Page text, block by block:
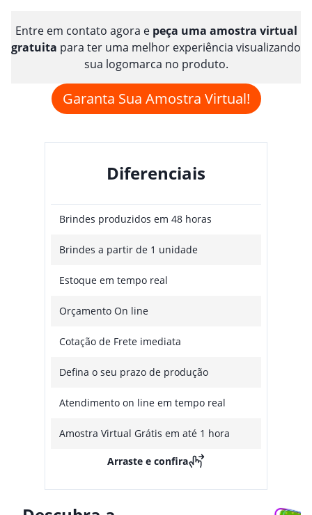
Entre em contato agora e peça uma amostra virtual
gratuita para ter uma melhor experiência visualizando
sua logomarca no produto.
Garanta Sua Amostra Virtual!
Diferenciais
Brindes produzidos em 48 horas
Brindes a partir de 1 unidade
Estoque em tempo real
Orçamento On line
Cotação de Frete imediata
Defina o seu prazo de produção
Atendimento on line em tempo real
Amostra Virtual Grátis em até 1 hora
Arraste e confira